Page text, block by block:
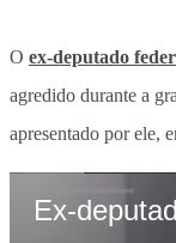
O ex-deputado
agredido durante a
apresentado por ele,